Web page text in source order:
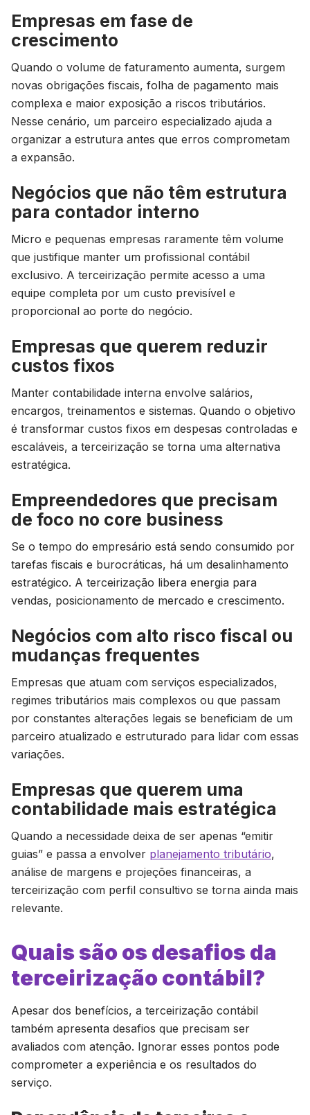
Empresas em fase de
crescimento
Quando o volume de faturamento aumenta, surgem
novas obrigações fiscais, folha de pagamento mais
complexa e maior exposição a riscos tributários.
Nesse cenário, um parceiro especializado ajuda a
organizar a estrutura antes que erros comprometam
a expansão.
Negócios que não têm estrutura
para contador interno
Micro e pequenas empresas raramente têm volume
que justifique manter um profissional contábil
exclusivo. A terceirização permite acesso a uma
equipe completa por um custo previsível e
proporcional ao porte do negócio.
Empresas que querem reduzir
custos fixos
Manter contabilidade interna envolve salários,
encargos, treinamentos e sistemas. Quando o objetivo
é transformar custos fixos em despesas controladas e
escaláveis, a terceirização se torna uma alternativa
estratégica.
Empreendedores que precisam
de foco no core business
Se o tempo do empresário está sendo consumido por
tarefas fiscais e burocráticas, há um desalinhamento
estratégico. A terceirização libera energia para
vendas, posicionamento de mercado e crescimento.
Negócios com alto risco fiscal ou
mudanças frequentes
Empresas que atuam com serviços especializados,
regimes tributários mais complexos ou que passam
por constantes alterações legais se beneficiam de um
parceiro atualizado e estruturado para lidar com essas
variações.
Empresas que querem uma
contabilidade mais estratégica
Quando a necessidade deixa de ser apenas “emitir
guias” e passa a envolver planejamento tributário,
análise de margens e projeções financeiras, a
terceirização com perfil consultivo se torna ainda mais
relevante.
Quais são os desafios da
terceirização contábil?
Apesar dos benefícios, a terceirização contábil
também apresenta desafios que precisam ser
avaliados com atenção. Ignorar esses pontos pode
comprometer a experiência e os resultados do
serviço.